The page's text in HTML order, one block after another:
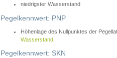
niedrigster Wasserstand
Pegelkennwert: PNP
Höhenlage des Nullpunktes der
Wasserstand
Pegelkennwert: SKN